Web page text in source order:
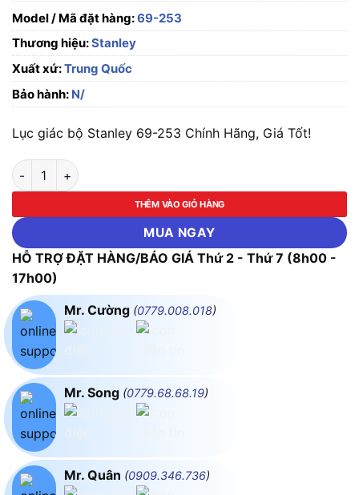
Model / Mã đặt hàng:69-253
Thương hiệu:Stanley
Xuất xứ:Trung Quốc
Bảo hành: N/
Lục giác bộ Stanley 69-253 Chính Hãng, Giá Tốt!
Lục giác bộ Stanley 69-253 số lượng
THÊM VÀO GIỎ HÀNG
MUA NGAY
HỖ TRỢ ĐẶT HÀNG/BÁO GIÁ Thứ 2 - Thứ 7 (8h00 -
17h00)
Mr. Cường (0779.008.018)
Mr. Song (0779.68.68.19)
Mr. Quân (0909.346.736)